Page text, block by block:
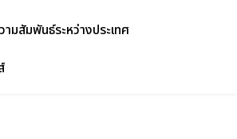
ามสัมพันธ์ระหว่างประเทศ